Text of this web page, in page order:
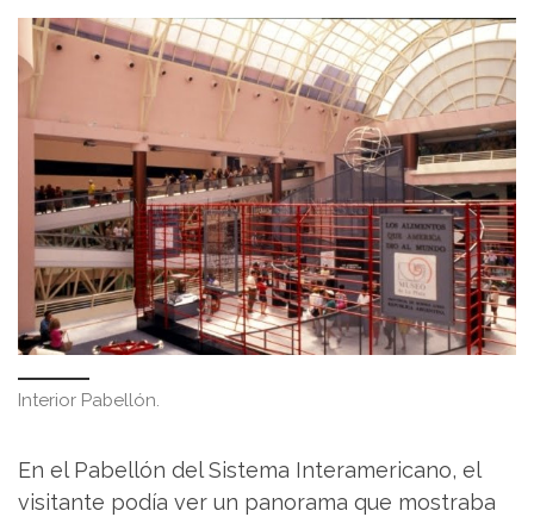
Interior Pabellón.
En el Pabellón del Sistema Interamericano, el
visitante podía ver un panorama que mostraba